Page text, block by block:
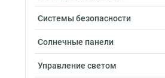
Системы безопасности
Солнечные панели
Управление светом